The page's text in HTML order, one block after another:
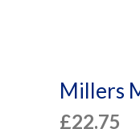
Millers
£22.75